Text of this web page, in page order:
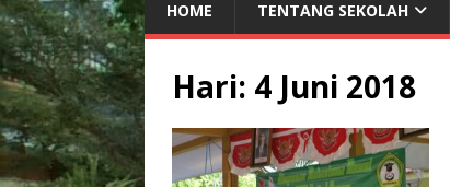
HOME TENTANG SEKOLAH
Hari: 4 Juni 2018